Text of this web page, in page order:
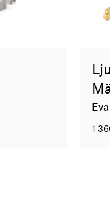
1